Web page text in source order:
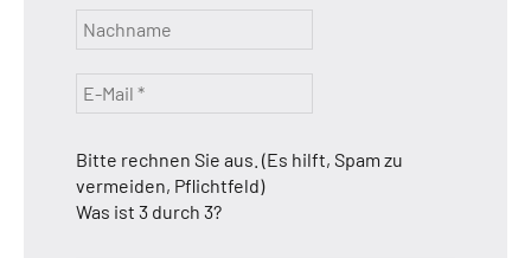
Bitte rechnen Sie aus. (Es hilft, Spam zu
vermeiden, Pflichtfeld)
Was ist 3 durch 3?